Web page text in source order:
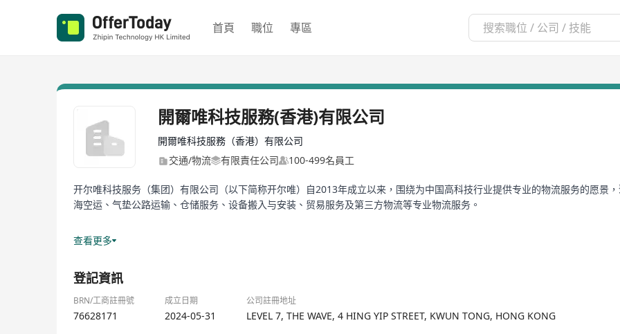
首頁 職位 專區
開爾唯科技服務(香港)有限公司
開爾唯科技服務（香港）有限公司
交通/物流
有限責任公司 100-499名員工
开尔唯科技服务（集团）有限公司（以下简称开尔唯）自2013年成立以来，围绕为中国高科技行业提供专业的物流服务的愿景
海空运、气垫公路运输、仓储服务、设备搬入与安装、贸易服务及第三方物流等专业物流服务。
多年来，开尔唯始终秉承“一路呵护您的重托”的使命与初心，紧随产业升级发展，在高科技行业深耕细作，不断优化服务模式，
发和革新物流技术，促进中国高科技产业的快速发展”的战略使命，深耕半导体晶圆制造、医疗健康及艺术品交流等产业物流领
凭借务实、踏实、扎实的匠心精神，开尔唯率先在中国推出精密设备一贯式运输模式，服务范围覆盖中、日、韩和中国台湾地区
了“光刻机专用滚轮挂车板运输国家专利技术”“医用磁体专用的组合搬运装置专利技术”等核心专利技术。结合现代物流优势，为
查看更多
登記資訊
BRN/工商註冊號 成立日期 公司註冊地址
76628171 2024-05-31 LEVEL 7, THE WAVE, 4 HING YIP STREET, KWUN TONG, HONG KONG